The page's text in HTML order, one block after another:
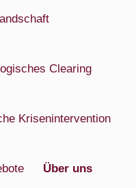
Clearing
Krisenintervention
Über uns